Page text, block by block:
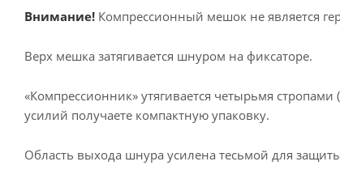
Внимание! Компрессионный мешок не является
Верх мешка затягивается шнуром на фиксаторе.
«Компрессионник» утягивается четырьмя
усилий получаете компактную упаковку.
Область выхода шнура усилена тесьмой для